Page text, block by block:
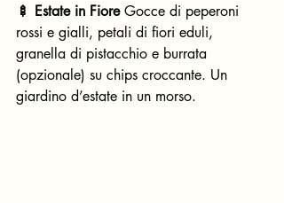
🍢 Estate in Fiore Gocce di peperoni
rossi e gialli, petali di fiori eduli,
granella di pistacchio e burrata
(opzionale) su chips croccante. Un
giardino d’estate in un morso.